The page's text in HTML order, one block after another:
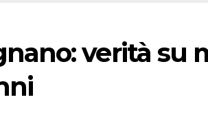
verità su